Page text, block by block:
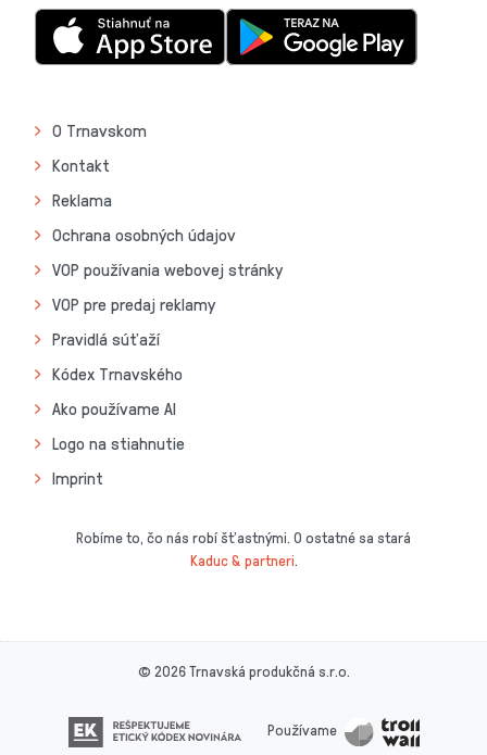
O Trnavskom
Kontakt
Reklama
Ochrana osobných údajov
VOP používania webovej stránky
VOP pre predaj reklamy
Pravidlá súťaží
Kódex Trnavského
Ako používame AI
Logo na stiahnutie
Imprint
Robíme to, čo nás robí šťastnými. O ostatné sa stará
Kaduc & partneri.
© 2026 Trnavská produkčná s.r.o.
Používame